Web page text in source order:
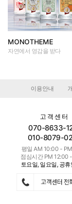
MONOTHEME
자연에서 영감을 받다
이용안내
고객센터
070-8633-
010-8079-
평일 AM 10:00 -
점심시간 PM 12:00
토요일, 일요일, 공휴